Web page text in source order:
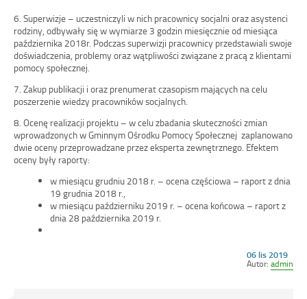
6. Superwizje – uczestniczyli w nich pracownicy socjalni oraz asystenci
rodziny, odbywały się w wymiarze 3 godzin miesięcznie od miesiąca
października 2018r. Podczas superwizji pracownicy przedstawiali swoje
doświadczenia, problemy oraz wątpliwości związane z pracą z klientami
pomocy społecznej.
7. Zakup publikacji i oraz prenumerat czasopism mających na celu
poszerzenie wiedzy pracowników socjalnych.
8. Ocenę realizacji projektu – w celu zbadania skuteczności zmian
wprowadzonych w Gminnym Ośrodku Pomocy Społecznej zaplanowano
dwie oceny przeprowadzane przez eksperta zewnętrznego. Efektem
oceny były raporty:
w miesiącu grudniu 2018 r. – ocena częściowa – raport z dnia
19 grudnia 2018 r.,
w miesiącu październiku 2019 r. – ocena końcowa – raport z
dnia 28 października 2019 r.
Opublikowano
w
06 lis 2019
Autor: admin